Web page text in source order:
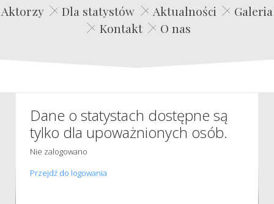
Edwin Film Agencja Aktorska
Aktorzy Dla statystów Aktualności
Galeria
Kontakt
O nas
Dane o statystach dostępne są
tylko dla upoważnionych osób.
Nie zalogowano
Przejdź do logowania